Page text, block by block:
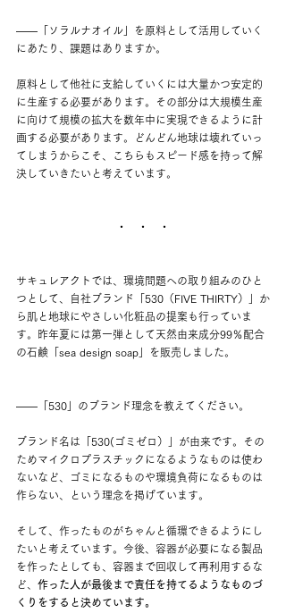
—— 「ソラルナオイル」を原料として活用していく
にあたり、課題はありますか。
原料として他社に支給していくには大量かつ安定的
に生産する必要があります。その部分は大規模生産
に向けて規模の拡大を数年中に実現できるように計
画する必要があります。どんどん地球は壊れていっ
てしまうからこそ、こちらもスピード感を持って解
決していきたいと考えています。
・　・　・
サキュレアクトでは、環境問題への取り組みのひと
つとして、自社ブランド「530（FIVE THIRTY）」か
ら肌と地球にやさしい化粧品の提案も行っていま
す。昨年夏には第一弾として天然由来成分99％配合
の石鹸「sea design soap」を販売しました。
—— 「530」のブランド理念を教えてください。
ブランド名は「530(ゴミゼロ）」が由来です。その
ためマイクロプラスチックになるようなものは使わ
ないなど、ゴミになるものや環境負荷になるものは
作らない、という理念を掲げています。
そして、作ったものがちゃんと循環できるようにし
たいと考えています。今後、容器が必要になる製品
を作ったとしても、容器まで回収して再利用するな
ど、 作った人が最後まで責任を持てるようなものづ
くりをすると決めています。